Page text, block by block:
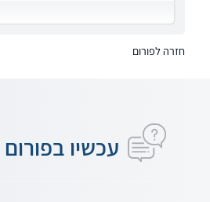
חזרה לפורום
עכשיו בפורום